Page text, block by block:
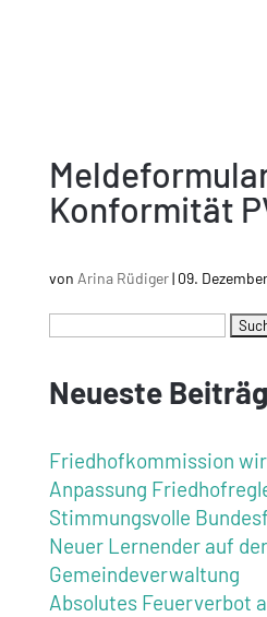
Konformität
von Arina Rüdiger| 09.
Neueste
Friedhofkommission
Anpassung
Stimmungsvolle
Neuer Lernender auf der
Gemeindeverwaltung
Absolutes Feuerverbot